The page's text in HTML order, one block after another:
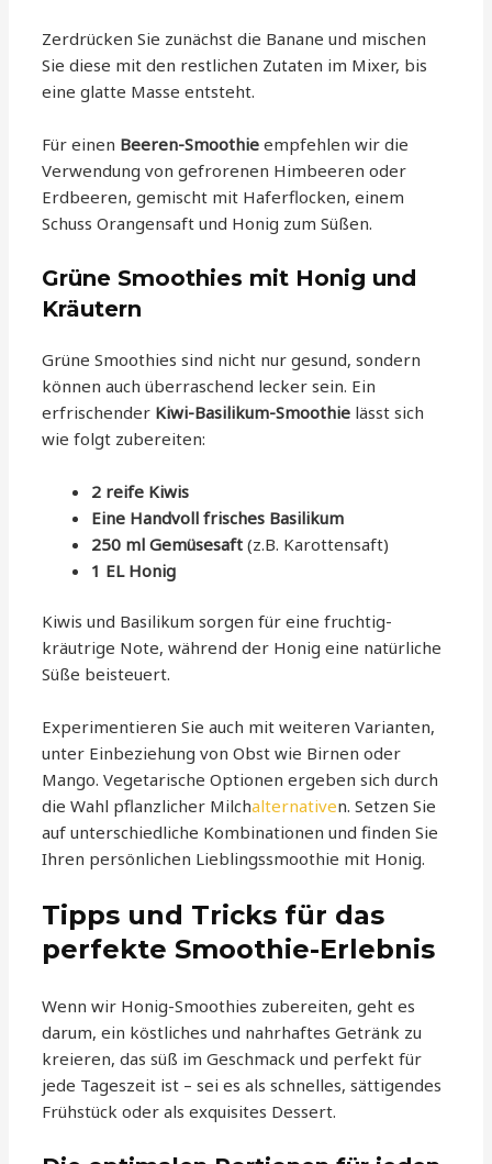
Zerdrücken Sie zunächst die Banane und mischen
Sie diese mit den restlichen Zutaten im Mixer, bis
eine glatte Masse entsteht.
Für einen Beeren-Smoothie empfehlen wir die
Verwendung von gefrorenen Himbeeren oder
Erdbeeren, gemischt mit Haferflocken, einem
Schuss Orangensaft und Honig zum Süßen.
Grüne Smoothies mit Honig und
Kräutern
Grüne Smoothies sind nicht nur gesund, sondern
können auch überraschend lecker sein. Ein
erfrischender Kiwi-Basilikum-Smoothie lässt sich
wie folgt zubereiten:
2 reife Kiwis
Eine Handvoll frisches Basilikum
250 ml Gemüsesaft (z.B. Karottensaft)
1 EL Honig
Kiwis und Basilikum sorgen für eine fruchtig-
kräutrige Note, während der Honig eine natürliche
Süße beisteuert.
Experimentieren Sie auch mit weiteren Varianten,
unter Einbeziehung von Obst wie Birnen oder
Mango. Vegetarische Optionen ergeben sich durch
die Wahl pflanzlicher Milchalternativen. Setzen Sie
auf unterschiedliche Kombinationen und finden Sie
Ihren persönlichen Lieblingssmoothie mit Honig.
Tipps und Tricks für das
perfekte Smoothie-Erlebnis
Wenn wir Honig-Smoothies zubereiten, geht es
darum, ein köstliches und nahrhaftes Getränk zu
kreieren, das süß im Geschmack und perfekt für
jede Tageszeit ist – sei es als schnelles, sättigendes
Frühstück oder als exquisites Dessert.